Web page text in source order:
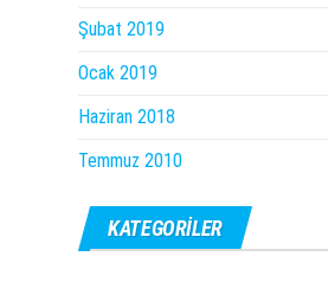
Şubat 2019
Ocak 2019
Haziran 2018
Temmuz 2010
KATEGORILER